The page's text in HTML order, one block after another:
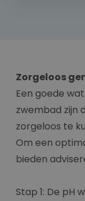
Zorgeloos
Een goede
zwembad zijn
zorgeloos te
Om een
bieden
Stap 1: De pH